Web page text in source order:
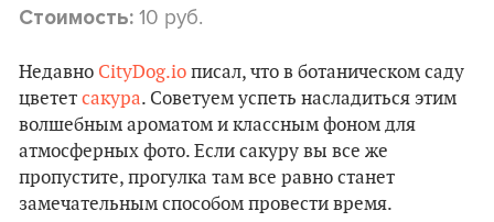
Стоимость: 10 руб.
Недавно CityDog.io писал, что в ботаническом саду
цветет сакура. Советуем успеть насладиться этим
волшебным ароматом и классным фоном для
атмосферных фото. Если сакуру вы все же
пропустите, прогулка там все равно станет
замечательным способом провести время.